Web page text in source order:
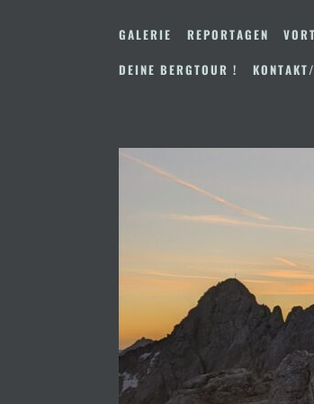
Inhalt
GALERIE REPORTAGEN
DEINE BERGTOUR !